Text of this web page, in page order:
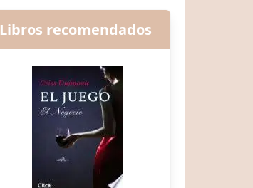
Libros recomendados